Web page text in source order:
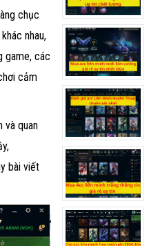
chục
nhau,
game, các
cảm
và quan
bài viết